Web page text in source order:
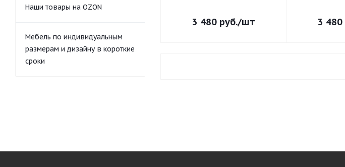
3 480 руб./шт 3 480
Наши товары на OZON
Мебель по индивидуальным
размерам и дизайну в короткие
сроки